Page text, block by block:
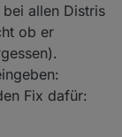
/home/
/home/
126 nc -nlvw 1
1 -p 1080
save$ sudo
für
system/
since Wed
allen Distris
ob er
Fix dafür: